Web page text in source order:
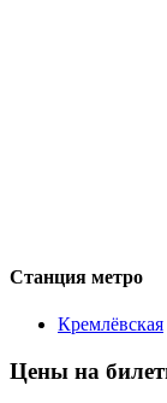
Станция метро
Кремлёвская
Цены на